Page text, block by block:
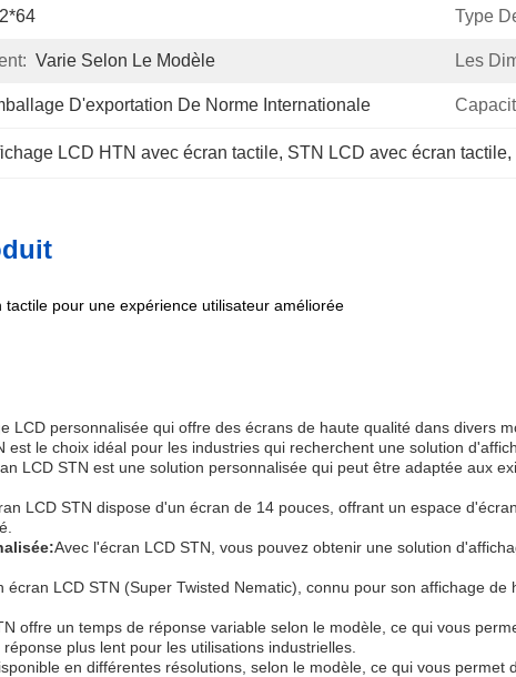
Type
Varie Selon Le Modèle Les
D'exportation De Norme Internationale
LCD HTN avec écran tactile, STN LCD avec écran tactile,
pour une expérience utilisateur améliorée
LCD personnalisée qui offre des écrans de haute qualité dans divers
est le choix idéal pour les industries qui recherchent une solution
LCD STN est une solution personnalisée qui peut être adaptée aux
LCD STN dispose d'un écran de 14 pouces, offrant un espace
Avec l'écran LCD STN, vous pouvez obtenir une solution
écran LCD STN (Super Twisted Nematic), connu pour son affichage
offre un temps de réponse variable selon le modèle, ce qui vous
plus lent pour les utilisations industrielles.
en différentes résolutions, selon le modèle, ce qui vous